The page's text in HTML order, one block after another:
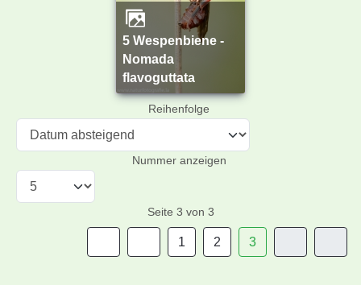
5 Wespenbiene -
Nomada
flavoguttata
Reihenfolge
Nummer anzeigen
Seite 3 von 3
1 2 3